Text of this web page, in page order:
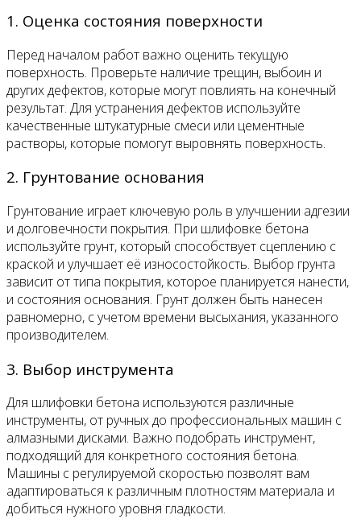
1. Оценка состояния поверхности
Перед началом работ важно оценить текущую
поверхность. Проверьте наличие трещин, выбоин и
других дефектов, которые могут повлиять на конечный
результат. Для устранения дефектов используйте
качественные штукатурные смеси или цементные
растворы, которые помогут выровнять поверхность.
2. Грунтование основания
Грунтование играет ключевую роль в улучшении адгезии
и долговечности покрытия. При шлифовке бетона
используйте грунт, который способствует сцеплению с
краской и улучшает её износостойкость. Выбор грунта
зависит от типа покрытия, которое планируется нанести,
и состояния основания. Грунт должен быть нанесен
равномерно, с учетом времени высыхания, указанного
производителем.
3. Выбор инструмента
Для шлифовки бетона используются различные
инструменты, от ручных до профессиональных машин с
алмазными дисками. Важно подобрать инструмент,
подходящий для конкретного состояния бетона.
Машины с регулируемой скоростью позволят вам
адаптироваться к различным плотностям материала и
добиться нужного уровня гладкости.